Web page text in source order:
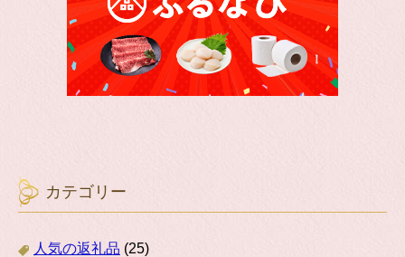
カテゴリー
人気の返礼品 (25)